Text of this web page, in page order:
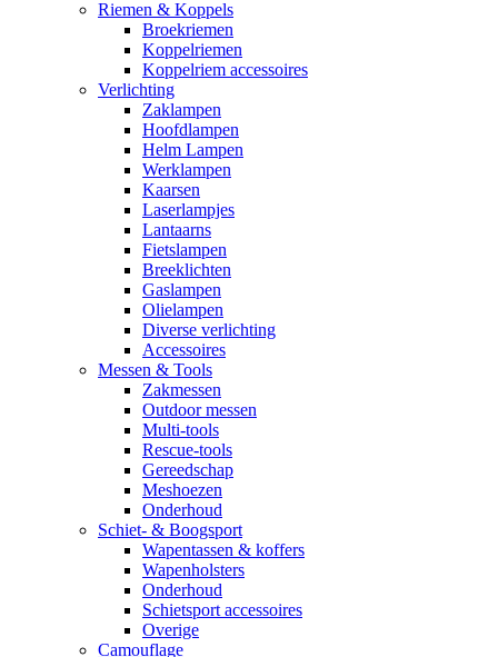
Riemen & Koppels
Broekriemen
Koppelriemen
Koppelriem accessoires
Verlichting
Zaklampen
Hoofdlampen
Helm Lampen
Werklampen
Kaarsen
Laserlampjes
Lantaarns
Fietslampen
Breeklichten
Gaslampen
Olielampen
Diverse verlichting
Accessoires
Messen & Tools
Zakmessen
Outdoor messen
Multi-tools
Rescue-tools
Gereedschap
Meshoezen
Onderhoud
Schiet- & Boogsport
Wapentassen & koffers
Wapenholsters
Onderhoud
Schietsport accessoires
Overige
Camouflage